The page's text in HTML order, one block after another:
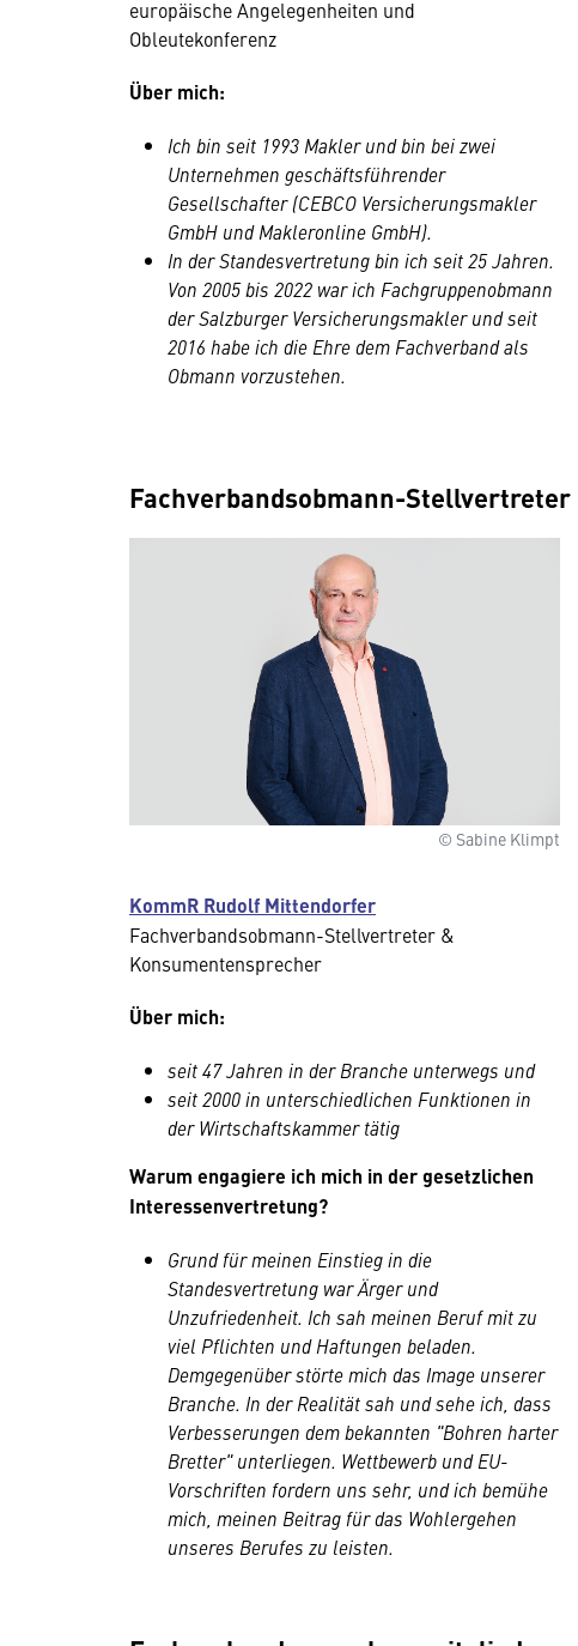
europäische Angelegenheiten und
Obleutekonferenz
Über mich:
Ich bin seit 1993 Makler und bin bei zwei
Unternehmen geschäftsführender
Gesellschafter (CEBCO Versicherungsmakler
GmbH und Makleronline GmbH).
In der Standesvertretung bin ich seit 25 Jahren.
Von 2005 bis 2022 war ich Fachgruppenobmann
der Salzburger Versicherungsmakler und seit
2016 habe ich die Ehre dem Fachverband als
Obmann vorzustehen.
Fachverbandsobmann-Stellvertreter
© Sabine Klimpt
KommR Rudolf Mittendorfer
Fachverbandsobmann-Stellvertreter &
Konsumentensprecher
Über mich:
seit 47 Jahren in der Branche unterwegs und
seit 2000 in unterschiedlichen Funktionen in
der Wirtschaftskammer tätig
Warum engagiere ich mich in der gesetzlichen
Interessenvertretung?
Grund für meinen Einstieg in die
Standesvertretung war Ärger und
Unzufriedenheit. Ich sah meinen Beruf mit zu
viel Pflichten und Haftungen beladen.
Demgegenüber störte mich das Image unserer
Branche. In der Realität sah und sehe ich, dass
Verbesserungen dem bekannten "Bohren harter
Bretter" unterliegen. Wettbewerb und EU-
Vorschriften fordern uns sehr, und ich bemühe
mich, meinen Beitrag für das Wohlergehen
unseres Berufes zu leisten.